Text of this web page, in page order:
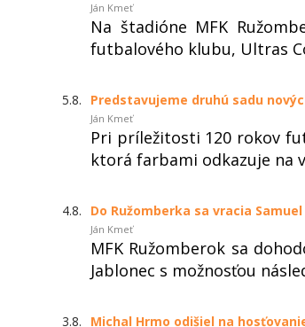
Ján Kmeť
Na štadióne MFK
futbalového klubu, Ultras
5.8. Predstavujeme druhú sadu
Ján Kmeť
Pri príležitosti 120 rokov
ktorá farbami odkazuje na
4.8. Do Ružomberka sa vracia
Ján Kmeť
MFK Ružomberok sa
Jablonec s možnosťou
3.8. Michal Hrmo odišiel na